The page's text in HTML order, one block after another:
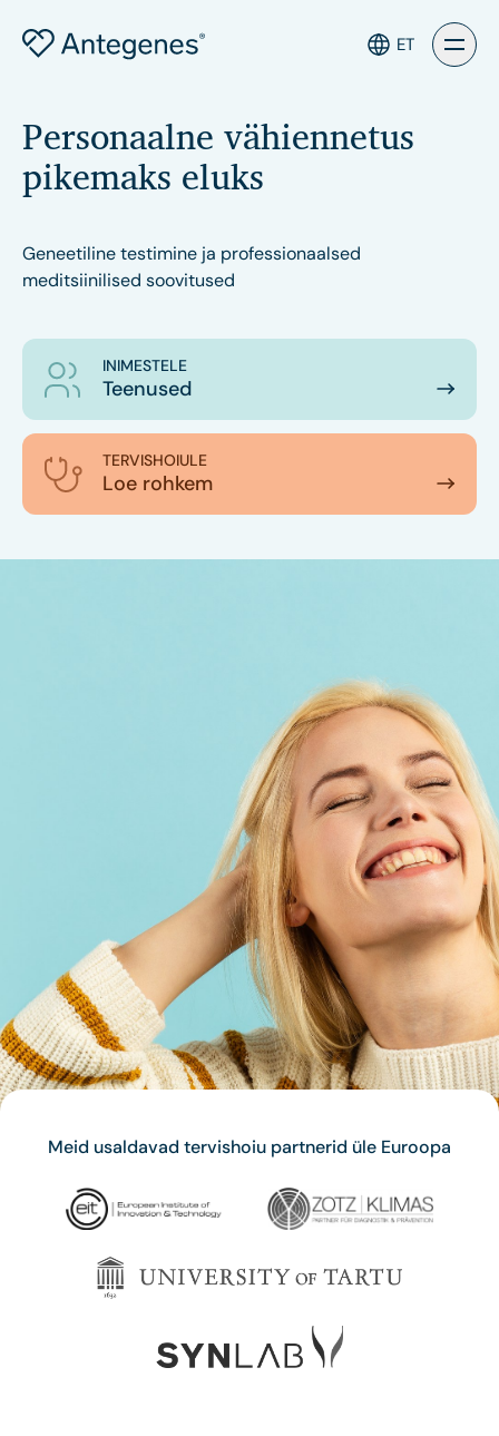
ET
Personaalne vähiennetus
pikemaks eluks
Geneetiline testimine ja professionaalsed
meditsiinilised soovitused
INIMESTELE
Teenused
TERVISHOIULE
Loe rohkem
Meid usaldavad tervishoiu partnerid üle Euroopa